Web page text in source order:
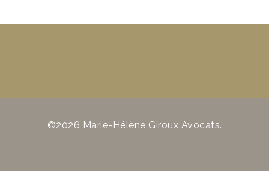
©2026 Marie-Hélène Giroux Avocats.